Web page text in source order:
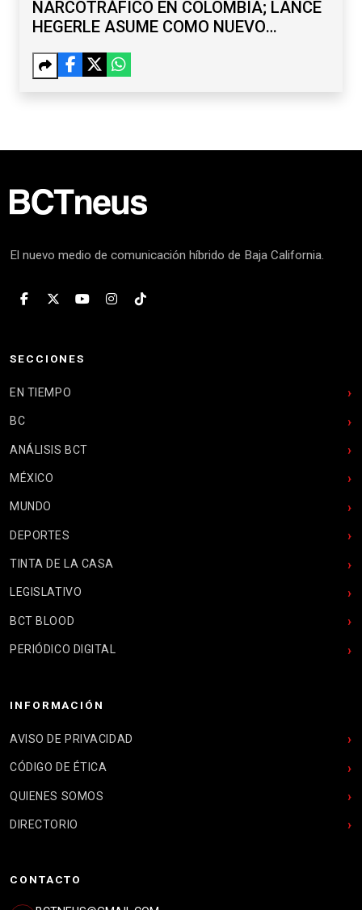
NARCOTRÁFICO EN COLOMBIA; LANCE
HEGERLE ASUME COMO NUEVO
El nuevo medio de comunicación híbrido de Baja California.
SECCIONES
EN TIEMPO
BC
ANÁLISIS BCT
MÉXICO
MUNDO
DEPORTES
TINTA DE LA CASA
LEGISLATIVO
BCT BLOOD
PERIÓDICO DIGITAL
INFORMACIÓN
AVISO DE PRIVACIDAD
CÓDIGO DE ÉTICA
QUIENES SOMOS
DIRECTORIO
CONTACTO